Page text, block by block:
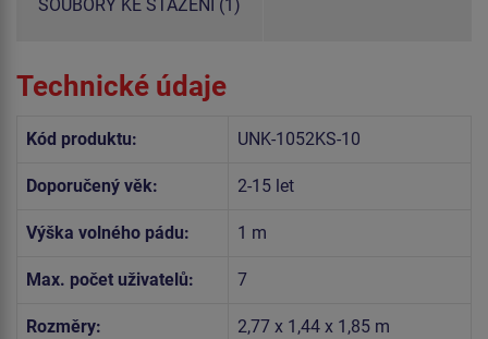
SOUBORY KE STAŽENÍ (1)
Technické údaje
Kód produktu: UNK-1052KS-10
Doporučený věk: 2-15 let
Výška volného pádu: 1 m
Max. počet uživatelů: 7
Rozměry: 2,77 x 1,44 x 1,85 m